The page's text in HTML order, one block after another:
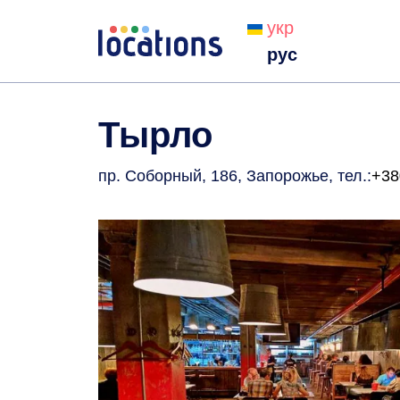
укр
рус
Тырло
пр. Соборный, 186, Запорожье, тел.: